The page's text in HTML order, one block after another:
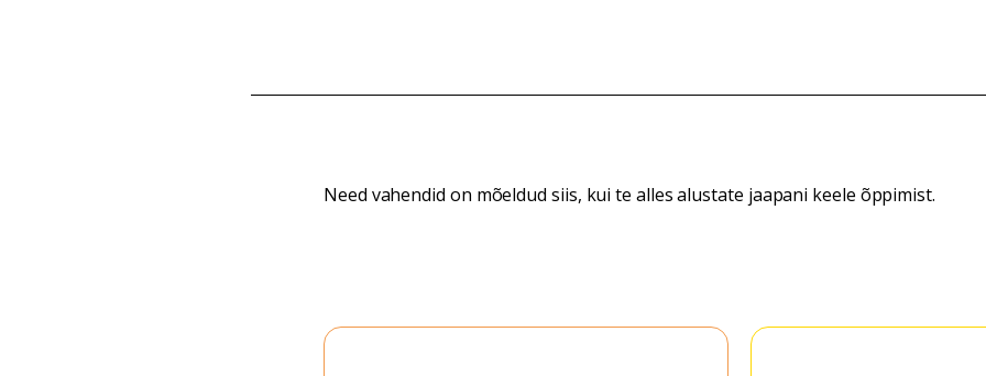
Need vahendid on mõeldud siis, kui te alles alustate jaapani keele õppimist.